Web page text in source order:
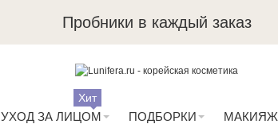
Пробники в каждый заказ
УХОД ЗА ЛИЦОМ
Хит
ПОДБОРКИ МАКИЯЖ